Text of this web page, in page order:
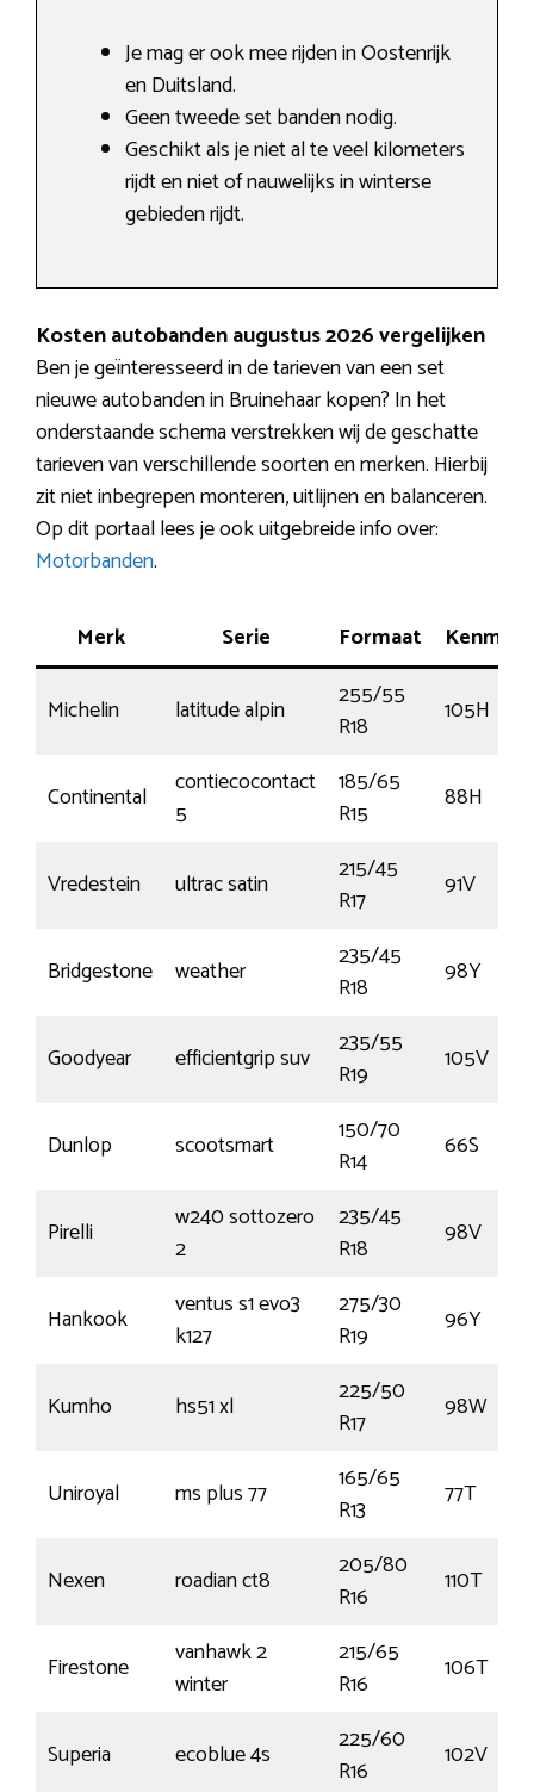
Je mag er ook mee rijden in Oostenrijk
en Duitsland.
Geen tweede set banden nodig.
Geschikt als je niet al te veel kilometers
rijdt en niet of nauwelijks in winterse
gebieden rijdt.
Kosten autobanden augustus 2026 vergelijken
Ben je geïnteresseerd in de tarieven van een set
nieuwe autobanden in Bruinehaar kopen? In het
onderstaande schema verstrekken wij de geschatte
tarieven van verschillende soorten en merken. Hierbij
zit niet inbegrepen monteren, uitlijnen en balanceren.
Op dit portaal lees je ook uitgebreide info over:
Motorbanden.
Merk Serie Formaat Kenmerk
Michelin latitude alpin
255/55
R18
105H
Continental
contiecocontact
5
185/65
R15
88H
Vredestein ultrac satin
215/45
R17
91V
Bridgestone weather
235/45
R18
98Y
Goodyear efficientgrip suv
235/55
R19
105V
Dunlop scootsmart
150/70
R14
66S
Pirelli
w240 sottozero
2
235/45
R18
98V
Hankook
ventus s1 evo3
k127
275/30
R19
96Y
Kumho hs51 xl
225/50
R17
98W
Uniroyal ms plus 77
165/65
R13
77T
Nexen roadian ct8
205/80
R16
110T
Firestone
vanhawk 2
winter
215/65
R16
106T
Superia ecoblue 4s
225/60
R16
102V